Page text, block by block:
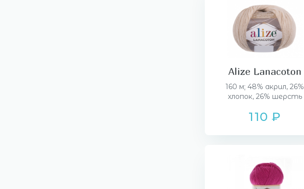
Alize Lanacoton
160 м; 48% акрил, 26%
хлопок, 26% шерсть
110 ₽